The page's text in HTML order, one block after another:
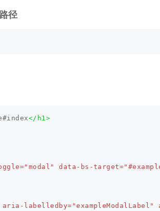
径
</h1>
"modal" data-bs-target=
aria-labelledby= "exampleModalLabel"